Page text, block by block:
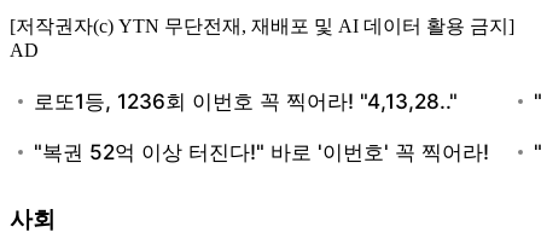
[저작권자(c) YTN 무단전재, 재배포 및 AI 데이터 활용 금지]
AD
사회